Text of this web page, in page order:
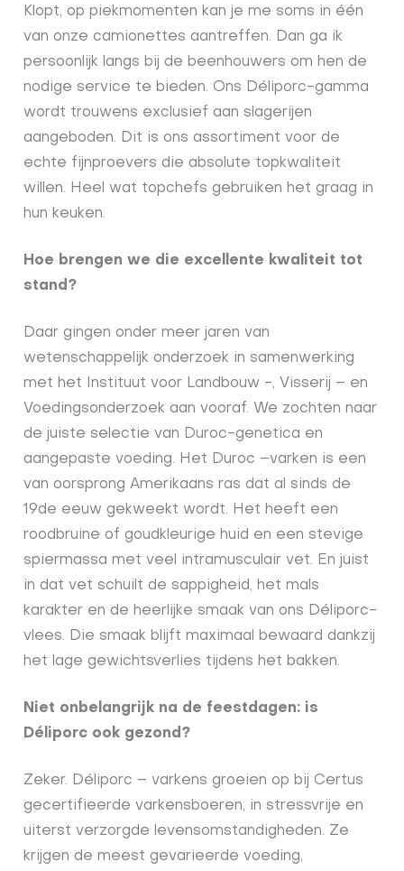
Klopt, op piekmomenten kan je me soms in één
van onze camionettes aantreffen. Dan ga ik
persoonlijk langs bij de beenhouwers om hen de
nodige service te bieden. Ons Déliporc-gamma
wordt trouwens exclusief aan slagerijen
aangeboden. Dit is ons assortiment voor de
echte fijnproevers die absolute topkwaliteit
willen. Heel wat topchefs gebruiken het graag in
hun keuken.
Hoe brengen we die excellente kwaliteit tot
stand?
Daar gingen onder meer jaren van
wetenschappelijk onderzoek in samenwerking
met het Instituut voor Landbouw -, Visserij – en
Voedingsonderzoek aan vooraf. We zochten naar
de juiste selectie van Duroc-genetica en
aangepaste voeding. Het Duroc –varken is een
van oorsprong Amerikaans ras dat al sinds de
19de eeuw gekweekt wordt. Het heeft een
roodbruine of goudkleurige huid en een stevige
spiermassa met veel intramusculair vet. En juist
in dat vet schuilt de sappigheid, het mals
karakter en de heerlijke smaak van ons Déliporc-
vlees. Die smaak blijft maximaal bewaard dankzij
het lage gewichtsverlies tijdens het bakken.
Niet onbelangrijk na de feestdagen: is
Déliporc ook gezond?
Zeker. Déliporc – varkens groeien op bij Certus
gecertifieerde varkensboeren, in stressvrije en
uiterst verzorgde levensomstandigheden. Ze
krijgen de meest gevarieerde voeding,